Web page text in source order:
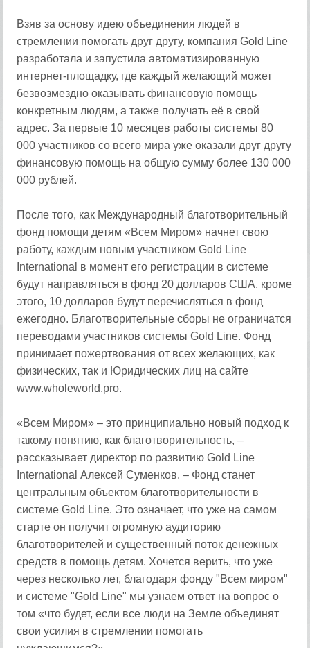
Взяв за основу идею объединения людей в
стремлении помогать друг другу, компания Gold Line
разработала и запустила автоматизированную
интернет-площадку, где каждый желающий может
безвозмездно оказывать финансовую помощь
конкретным людям, а также получать её в свой
адрес. За первые 10 месяцев работы системы 80
000 участников со всего мира уже оказали друг другу
финансовую помощь на общую сумму более 130 000
000 рублей.
После того, как Международный благотворительный
фонд помощи детям «Всем Миром» начнет свою
работу, каждым новым участником Gold Line
International в момент его регистрации в системе
будут направляться в фонд 20 долларов США, кроме
этого, 10 долларов будут перечисляться в фонд
ежегодно. Благотворительные сборы не ограничатся
переводами участников системы Gold Line. Фонд
принимает пожертвования от всех желающих, как
физических, так и Юридических лиц на сайте
www.wholeworld.pro.
«Всем Миром» – это принципиально новый подход к
такому понятию, как благотворительность, –
рассказывает директор по развитию Gold Line
International Алексей Суменков. – Фонд станет
центральным объектом благотворительности в
системе Gold Line. Это означает, что уже на самом
старте он получит огромную аудиторию
благотворителей и существенный поток денежных
средств в помощь детям. Хочется верить, что уже
через несколько лет, благодаря фонду "Всем миром"
и системе "Gold Line" мы узнаем ответ на вопрос о
том «что будет, если все люди на Земле объединят
свои усилия в стремлении помогать